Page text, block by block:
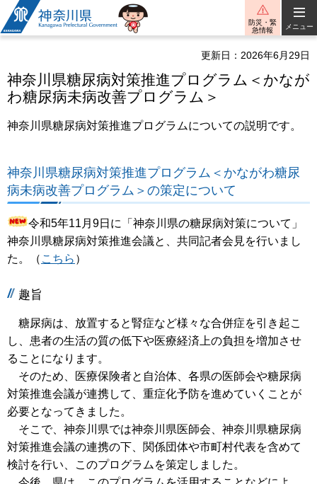
神奈川県
防災・緊
急情報
メニュー
更新日：2026年6月29日
神奈川県糖尿病対策推進プログラム＜かなが
わ糖尿病未病改善プログラム＞
神奈川県糖尿病対策推進プログラムについての説明です。
神奈川県糖尿病対策推進プログラム＜かながわ糖尿
病未病改善プログラム＞の策定について
令和5年11月9日に「神奈川県の糖尿病対策について」
神奈川県糖尿病対策推進会議と、共同記者会見を行いまし
た。（ こちら ）
趣旨
糖尿病は、放置すると腎症など様々な合併症を引き起こ
し、患者の生活の質の低下や医療経済上の負担を増加させ
ることになります。
そのため、医療保険者と自治体、各県の医師会や糖尿病
対策推進会議が連携して、重症化予防を進めていくことが
必要となってきました。
そこで、神奈川県では神奈川県医師会、神奈川県糖尿病
対策推進会議の連携の下、関係団体や市町村代表を含めて
検討を行い、このプログラムを策定しました。